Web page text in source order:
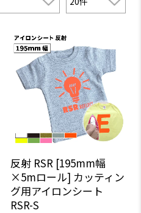
反射 RSR [195mm幅
×5mロール] カッティン
グ用アイロンシート
RSR-S